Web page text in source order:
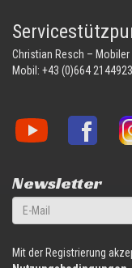
Christian Resch – Mobiler
Mobil: +43 (0)664 2144923
Vonblon
auf
Vonblon
auf
Newsletter
Mit der Registrierung